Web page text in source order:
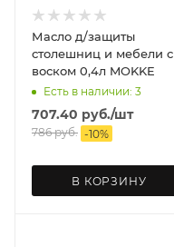
Масло д/защиты
столешниц и мебели с
воском 0,4л MOKKE
Есть в наличии: 3
707.40 руб./шт
786руб. -10%
В КОРЗИНУ